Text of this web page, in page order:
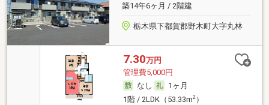
築14年6ヶ月 / 2階建
栃木県下都賀郡野木町大字丸林
7.30万円
管理費5,000円
なし
1ヶ月
1階 / 2LDK（53.33m2）